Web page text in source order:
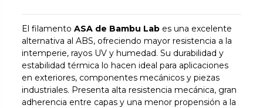
El filamentoASA de Bambu Lab es una excelente
alternativa al ABS, ofreciendo mayor resistencia a la
intemperie, rayos UV y humedad. Su durabilidad y
estabilidad térmica lo hacen ideal para aplicaciones
en exteriores, componentes mecánicos y piezas
industriales. Presenta alta resistencia mecánica, gran
adherencia entre capas y una menor propensión a la